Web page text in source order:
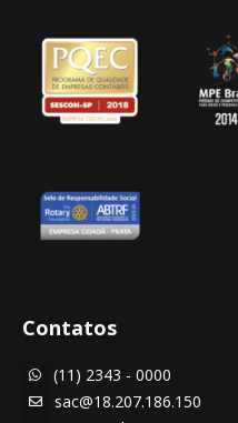
Contatos
 (11) 2343 - 0000
 sac@18.207.186.150